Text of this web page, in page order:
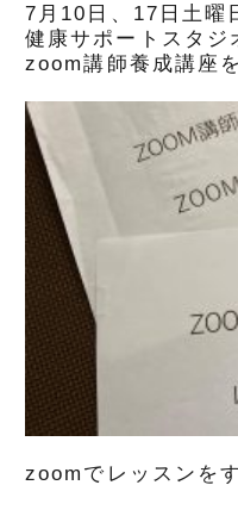
7月10日、17日土曜
健康サポートスタジ
zoom講師養成講座
zoomでレッスンを